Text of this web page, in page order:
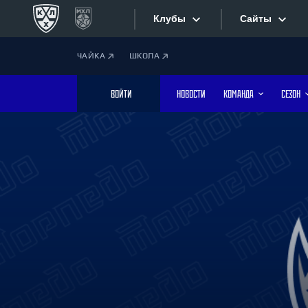
Клубы
Дивизион Боброва
Лада
Сайты
Фотобанк
ЧАЙКА ШКОЛА
ВОЙТИ НОВОСТИ КОМАНДА СЕЗОН